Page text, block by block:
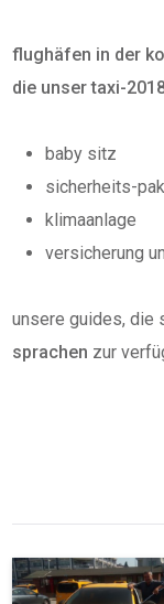
flughäfen in der
die unser taxi-
baby sitz
sicherheits-
klimaanlage
versicherung
unsere guides, die
sprachen zur